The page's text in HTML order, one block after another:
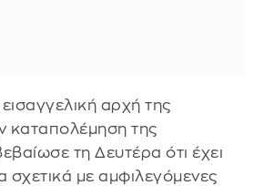
εισαγγελική αρχή της
καταπολέμηση της
τη Δευτέρα ότι έχει
σχετικά με αμφιλεγόμενες